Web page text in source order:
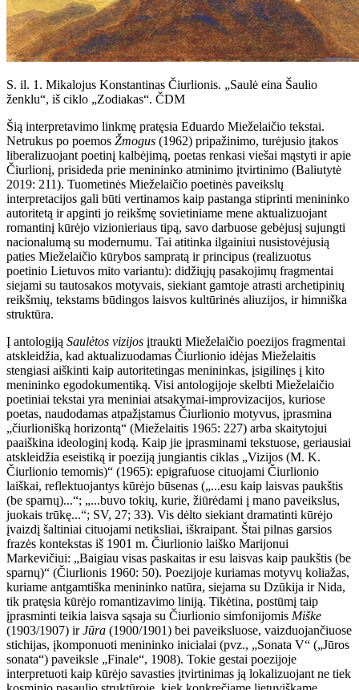
S. il. 1. Mikalojus Konstantinas Čiurlionis. „Saulė eina Šaulio
ženklu“, iš ciklo „Zodiakas“. ČDM
Šią interpretavimo linkmę pratęsia Eduardo Mieželaičio tekstai.
Netrukus po poemos Žmogus (1962) pripažinimo, turėjusio įtakos
liberalizuojant poetinį kalbėjimą, poetas renkasi viešai mąstyti ir apie
Čiurlionį, prisideda prie menininko atminimo įtvirtinimo (Baliutytė
2019: 211). Tuometinės Mieželaičio poetinės paveikslų
interpretacijos gali būti vertinamos kaip pastanga stiprinti menininko
autoritetą ir apginti jo reikšmę sovietiniame mene aktualizuojant
romantinį kūrėjo vizionieriaus tipą, savo darbuose gebėjusį sujungti
nacionalumą su modernumu. Tai atitinka ilgainiui nusistovėjusią
paties Mieželaičio kūrybos sampratą ir principus (realizuotus
poetinio Lietuvos mito variantu): didžiųjų pasakojimų fragmentai
siejami su tautosakos motyvais, siekiant gamtoje atrasti archetipinių
reikšmių, tekstams būdingos laisvos kultūrinės aliuzijos, ir himniška
struktūra.
Į antologiją Saulėtos vizijos įtraukti Mieželaičio poezijos fragmentai
atskleidžia, kad aktualizuodamas Čiurlionio idėjas Mieželaitis
stengiasi aiškinti kaip autoritetingas menininkas, įsigilinęs į kito
menininko egodokumentiką. Visi antologijoje skelbti Mieželaičio
poetiniai tekstai yra meniniai atsakymai-improvizacijos, kuriose
poetas, naudodamas atpažįstamus Čiurlionio motyvus, įprasmina
„čiurlionišką horizontą“ (Mieželaitis 1965: 227) arba skaitytojui
paaiškina ideologinį kodą. Kaip jie įprasminami tekstuose, geriausiai
atskleidžia eseistiką ir poeziją jungiantis ciklas „Vizijos (M. K.
Čiurlionio temomis)“ (1965): epigrafuose cituojami Čiurlionio
laiškai, reflektuojantys kūrėjo būsenas („...esu kaip laisvas paukštis
(be sparnų)...“; „...buvo tokių, kurie, žiūrėdami į mano paveikslus,
juokais trūkę...“; SV, 27; 33). Vis dėlto siekiant dramatinti kūrėjo
įvaizdį šaltiniai cituojami netiksliai, iškraipant. Štai pilnas garsios
frazės kontekstas iš 1901 m. Čiurlionio laiško Marijonui
Markevičiui: „Baigiau visas paskaitas ir esu laisvas kaip paukštis (be
sparnų)“ (Čiurlionis 1960: 50). Poezijoje kuriamas motyvų koliažas,
kuriame antgamtiška menininko natūra, siejama su Dzūkija ir Nida,
tik pratęsia kūrėjo romantizavimo liniją. Tikėtina, postūmį taip
įprasminti teikia laisva sąsaja su Čiurlionio simfonijomis Miške
(1903/1907) irJūra (1900/1901) bei paveiksluose, vaizduojančiuose
stichijas, įkomponuoti menininko inicialai (pvz., „Sonata V“ („Jūros
sonata“) paveiksle „Finale“, 1908). Tokie gestai poezijoje
interpretuoti kaip kūrėjo savasties įtvirtinimas ją lokalizuojant ne tiek